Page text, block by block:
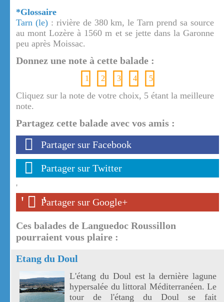
*Glossaire
Tarn (le): rivière de 380 km, le Tarn prend sa source
au mont Lozère à 1560 m et se jette dans la Garonne
peu après Moissac.
Donnez une note à cette balade :
1 2 3 4 5
Cliquez sur la note de votre choix, 5 étant la meilleure
note.
Partagez cette balade avec vos amis :
Partager sur Facebook
Partager sur Twitter
'
' '
Partager sur Google+
Ces balades de Languedoc Roussillon
pourraient vous plaire :
Etang du Doul
L'étang du Doul est la dernière lagune
hypersalée du littoral Méditerranéen. Le
tour de l'étang du Doul se fait